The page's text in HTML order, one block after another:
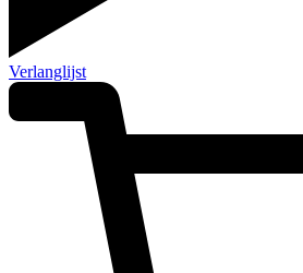
Verlanglijst